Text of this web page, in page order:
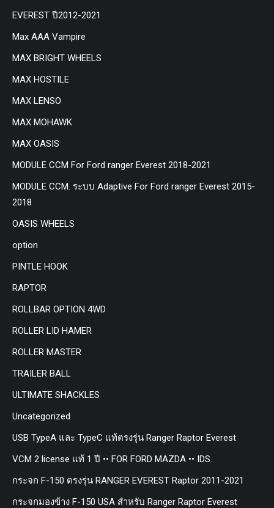
EVEREST ปี2012-2021
Max AAA Vampire
MAX BRIGHT WHEELS
MAX HOSTILE
MAX LENSO
MAX MOHAWK
MAX OASIS
MODULE CCM For Ford ranger Everest 2018-2021
MODULE CCM. ระบบ Adaptive For Ford ranger Everest 2015-
2018
OASIS WHEELS
option
PINTLE HOOK
RAPTOR
ROLLBAR OPTION 4WD
ROLLER LID HAMER
ROLLER MASTER
TRAILER BALL
ULTIMATE SHACKLES
Uncategorized
USB TypeA และ TypeC แท้ตรงรุ่น Ranger Raptor Everest
VCM 2 license แท้ 1 ปี •• FOR FORD MAZDA •• IDS.
กระจก F-150 ตรงรุ่น RANGER EVEREST Raptor 2011-2021
กระจกมองข้าง F-150 USA สำหรับ Ranger Raptor Everest